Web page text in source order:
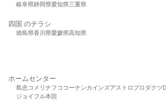
岐阜県静岡県愛知県三重県
四国 のチラシ
徳島県香川県愛媛県高知県
ホームセンター
島忠 コメリ ナフコ コーナンカインズアストロプロダクツ
ジョイフル本田